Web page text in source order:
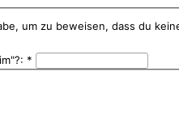
um zu beweisen, dass du
*